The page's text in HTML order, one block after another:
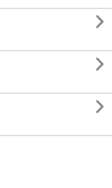


